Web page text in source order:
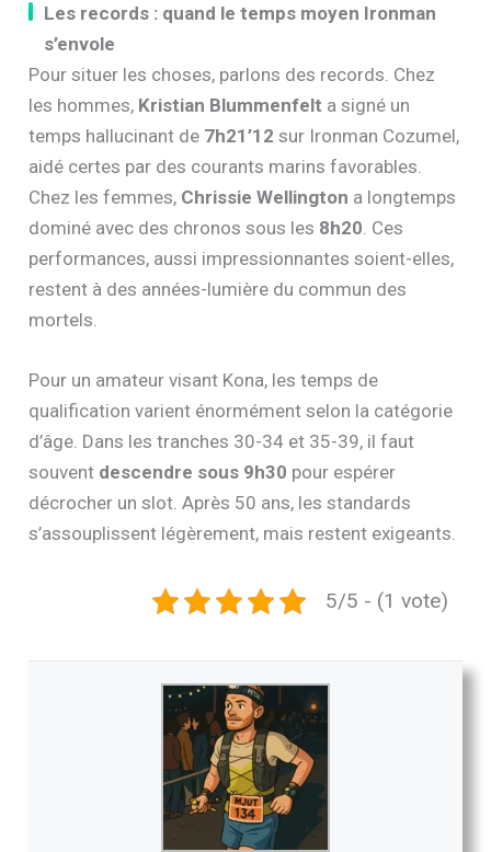
Les records : quand le temps moyen Ironman
s’envole
Pour situer les choses, parlons des records. Chez
les hommes, Kristian Blummenfelt a signé un
temps hallucinant de 7h21’12 sur Ironman Cozumel,
aidé certes par des courants marins favorables.
Chez les femmes, Chrissie Wellington a longtemps
dominé avec des chronos sous les 8h20. Ces
performances, aussi impressionnantes soient-elles,
restent à des années-lumière du commun des
mortels.
Pour un amateur visant Kona, les temps de
qualification varient énormément selon la catégorie
d’âge. Dans les tranches 30-34 et 35-39, il faut
souvent descendre sous 9h30 pour espérer
décrocher un slot. Après 50 ans, les standards
s’assouplissent légèrement, mais restent exigeants.
5/5 - (1 vote)